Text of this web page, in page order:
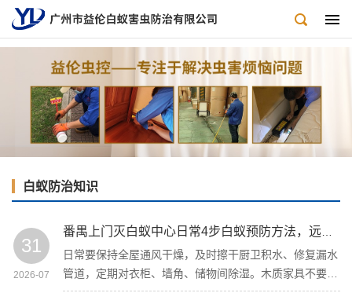
白蚁防治知识
31
2026-07
日常要保持全屋通风干燥，及时擦干厨卫积水、修复漏水
管道，定期对衣柜、墙角、储物间除湿。木质家具不要紧
贴墙面，预留通风缝隙，杜绝潮湿发霉，彻底破坏白蚁生